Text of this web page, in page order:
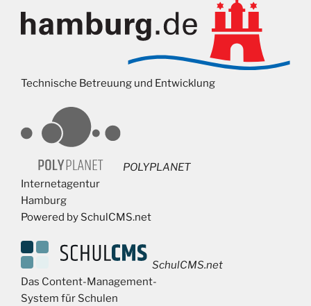
Technische Betreuung und Entwicklung
POLYPLANET
Internetagentur
Hamburg
Powered by SchulCMS.net
SchulCMS.net
Das Content-Management-
System für Schulen